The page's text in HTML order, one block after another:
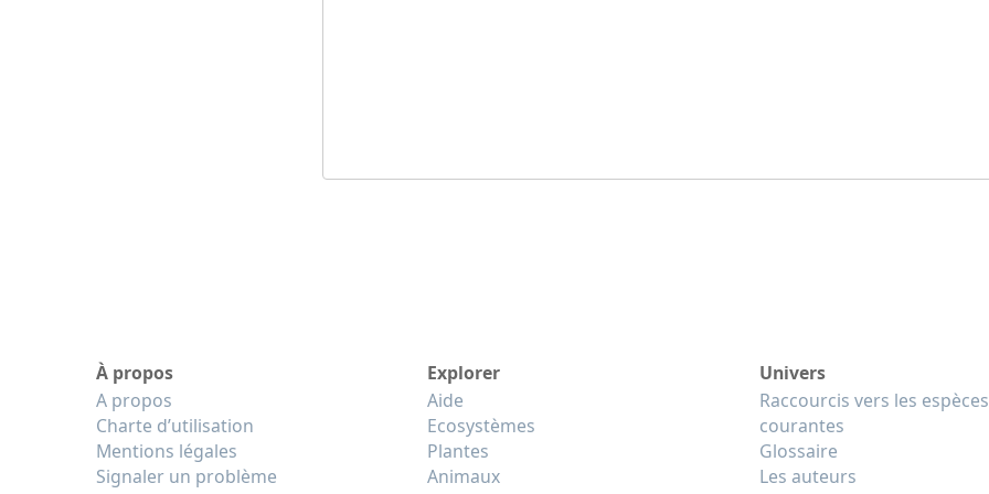
À propos
A propos
Charte d’utilisation
Mentions légales
Signaler un problème
Explorer
Aide
Ecosystèmes
Plantes
Animaux
Univers
Raccourcis vers les espèces
courantes
Glossaire
Les auteurs